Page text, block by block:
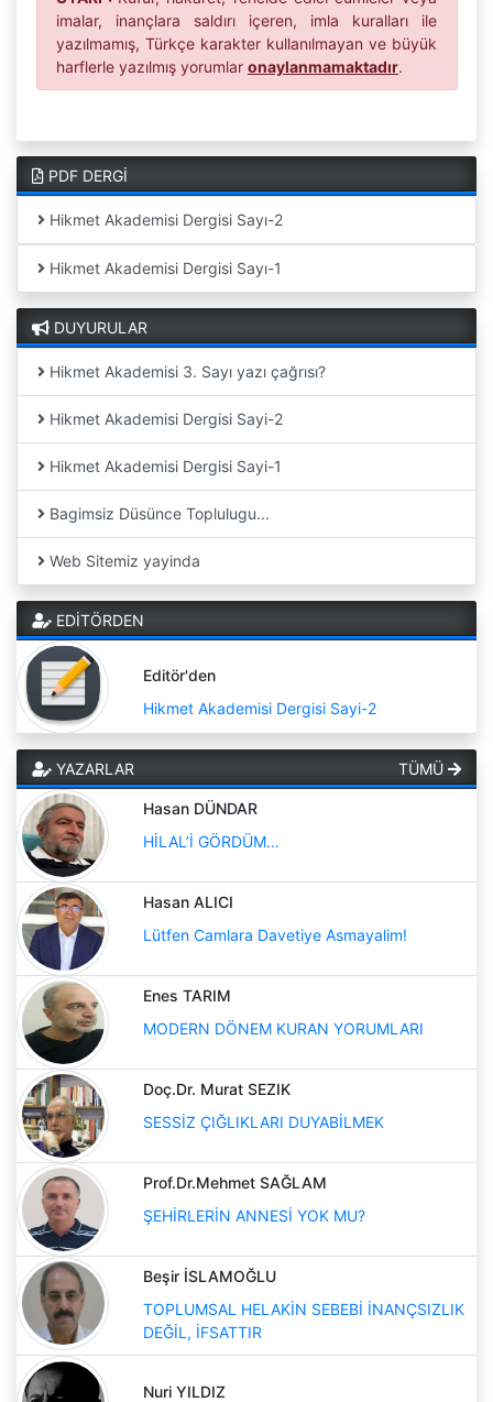
imalar, inançlara saldırı içeren, imla kuralları ile
yazılmamış, Türkçe karakter kullanılmayan ve büyük
harflerle yazılmış yorumlar onaylanmamaktadır.
PDF DERGİ
Hikmet Akademisi Dergisi Sayı-2
Hikmet Akademisi Dergisi Sayı-1
DUYURULAR
Hikmet Akademisi 3. Sayı yazı çağrısı?
Hikmet Akademisi Dergisi Sayi-2
Hikmet Akademisi Dergisi Sayi-1
Bagimsiz Düsünce Toplulugu...
Web Sitemiz yayinda
EDİTÖRDEN
Editör'den
Hikmet Akademisi Dergisi Sayi-2
YAZARLAR TÜMÜ
Hasan DÜNDAR
HİLAL’İ GÖRDÜM…
Hasan ALICI
Lütfen Camlara Davetiye Asmayalim!
Enes TARIM
MODERN DÖNEM KURAN YORUMLARI
Doç.Dr. Murat SEZIK
SESSİZ ÇIĞLIKLARI DUYABİLMEK
Prof.Dr.Mehmet SAĞLAM
ŞEHİRLERİN ANNESİ YOK MU?
Beşir İSLAMOĞLU
TOPLUMSAL HELAKİN SEBEBİ İNANÇSIZLIK
DEĞİL, İFSATTIR
Nuri YILDIZ